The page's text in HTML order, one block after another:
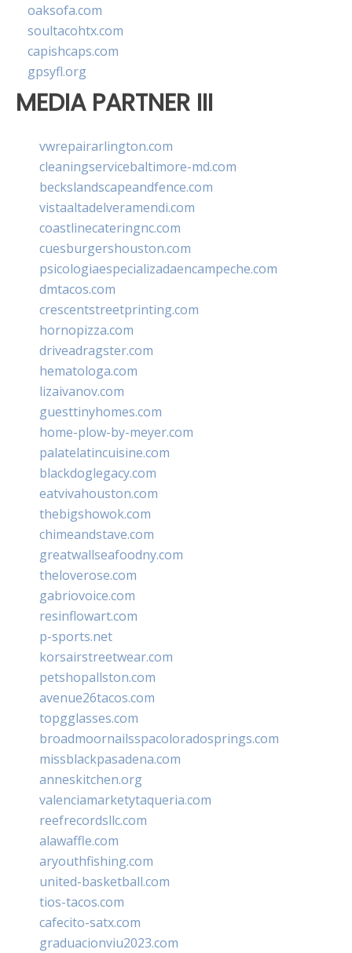
oaksofa.com
soultacohtx.com
capishcaps.com
gpsyfl.org
MEDIA PARTNER III
vwrepairarlington.com
cleaningservicebaltimore-md.com
beckslandscapeandfence.com
vistaaltadelveramendi.com
coastlinecateringnc.com
cuesburgershouston.com
psicologiaespecializadaencampeche.com
dmtacos.com
crescentstreetprinting.com
hornopizza.com
driveadragster.com
hematologa.com
lizaivanov.com
guesttinyhomes.com
home-plow-by-meyer.com
palatelatincuisine.com
blackdoglegacy.com
eatvivahouston.com
thebigshowok.com
chimeandstave.com
greatwallseafoodny.com
theloverose.com
gabriovoice.com
resinflowart.com
p-sports.net
korsairstreetwear.com
petshopallston.com
avenue26tacos.com
topgglasses.com
broadmoornailsspacoloradosprings.com
missblackpasadena.com
anneskitchen.org
valenciamarketytaqueria.com
reefrecordsllc.com
alawaffle.com
aryouthfishing.com
united-basketball.com
tios-tacos.com
cafecito-satx.com
graduacionviu2023.com